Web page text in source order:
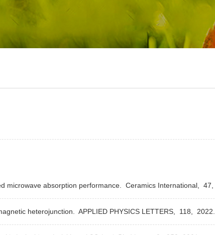
microwave absorption performance. Ceramics International, 47,
heterojunction. APPLIED PHYSICS LETTERS, 118, 2022.